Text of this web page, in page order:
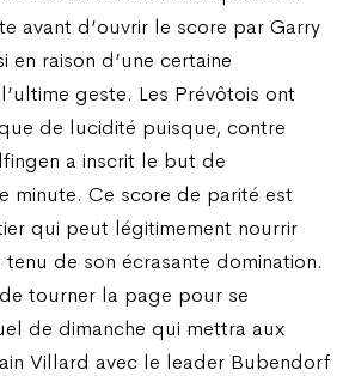
avant d’ouvrir le score par Garry
en raison d’une certaine
geste. Les Prévôtois ont
de lucidité puisque, contre
a inscrit le but de
minute. Ce score de parité est
qui peut légitimement nourrir
de son écrasante domination.
tourner la page pour se
de dimanche qui mettra aux
Villard avec le leader Bubendorf